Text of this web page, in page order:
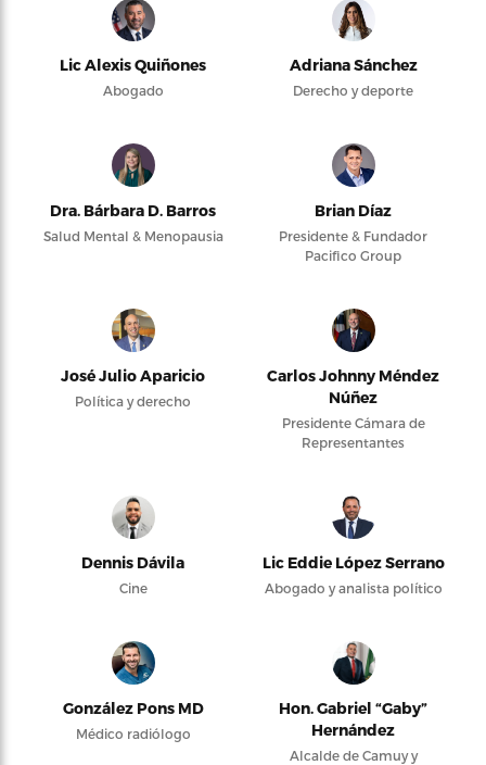
Lic Alexis Quiñones
Abogado
Adriana Sánchez
Derecho y deporte
Dra. Bárbara D. Barros
Salud Mental & Menopausia
Brian Díaz
Presidente & Fundador
Pacifico Group
José Julio Aparicio
Política y derecho
Carlos Johnny Méndez
Núñez
Presidente Cámara de
Representantes
Dennis Dávila
Cine
Lic Eddie López Serrano
Abogado y analista político
González Pons MD
Médico radiólogo
Hon. Gabriel “Gaby”
Hernández
Alcalde de Camuy y